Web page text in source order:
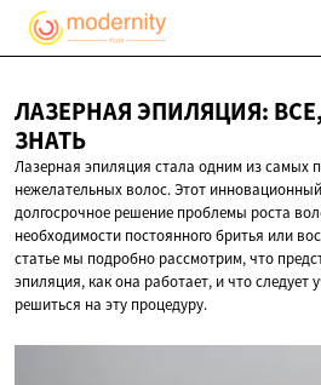
ЛАЗЕРНАЯ ЭПИЛЯЦИЯ:
ЗНАТЬ
Лазерная эпиляция стала одним из самых
нежелательных волос. Этот
долгосрочное решение проблемы роста
необходимости постоянного бритья или
статье мы подробно рассмотрим, что
эпиляция, как она работает, и что следует
решиться на эту процедуру.